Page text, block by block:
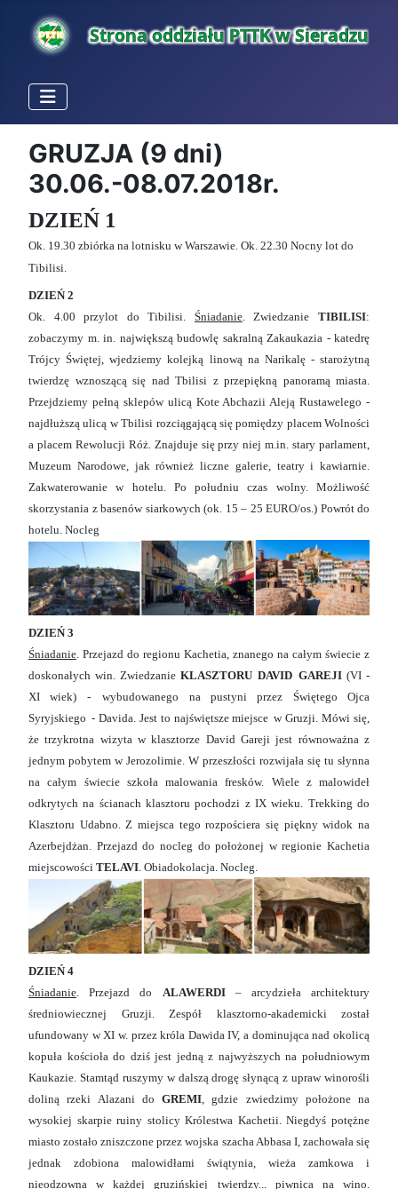
GRUZJA (9 dni)
30.06.-08.07.2018r.
DZIEŃ 1
Ok. 19.30 zbiórka na lotnisku w Warszawie. Ok. 22.30 Nocny lot do
Tibilisi.
DZIEŃ 2
Ok. 4.00 przylot do Tibilisi. Śniadanie. ZwiedzanieTIBILISI:
zobaczymy m. in. największą budowlę sakralną Zakaukazia - katedrę
Trójcy Świętej, wjedziemy kolejką linową na Narikalę - starożytną
twierdzę wznoszącą się nad Tbilisi z przepiękną panoramą miasta.
Przejdziemy pełną sklepów ulicą Kote Abchazii Aleją Rustawelego -
najdłuższą ulicą w Tbilisi rozciągającą się pomiędzy placem Wolności
a placem Rewolucji Róż. Znajduje się przy niej m.in. stary parlament,
Muzeum Narodowe, jak również liczne galerie, teatry i kawiarnie.
Zakwaterowanie w hotelu. Po południu czas wolny. Możliwość
skorzystania z basenów siarkowych (ok. 15 – 25 EURO/os.) Powrót do
hotelu. Nocleg
DZIEŃ 3
Śniadanie. Przejazd do regionu Kachetia, znanego na całym świecie z
doskonałych win. ZwiedzanieKLASZTORU DAVID GAREJI (VI -
XI wiek) -
wybudowanego na pustyni przez Świętego Ojca
Syryjskiego - Davida. Jest to najświętsze miejsce w Gruzji. Mówi się,
że trzykrotna wizyta w klasztorze David Gareji jest równoważna z
jednym pobytem w Jerozolimie. W przeszłości rozwijała się tu słynna
na całym świecie szkoła malowania fresków. Wiele z malowideł
odkrytych na ścianach klasztoru pochodzi z IX wieku. Trekking do
Klasztoru Udabno. Z miejsca tego rozpościera się piękny widok na
Azerbejdżan. Przejazd do nocleg do położonej w regionie Kachetia
miejscowości TELAVI. Obiadokolacja. Nocleg.
DZIEŃ 4
Śniadanie . Przejazd do ALAWERDI– arcydzieła architektury
średniowiecznej Gruzji. Zespół klasztorno-akademicki został
ufundowany w XI w. przez króla Dawida IV, a dominująca nad okolicą
kopuła kościoła do dziś jest jedną z najwyższych na południowym
Kaukazie. Stamtąd ruszymy w dalszą drogę słynącą z upraw winorośli
doliną rzeki Alazani do GREMI , gdzie zwiedzimy położone na
wysokiej skarpie ruiny stolicy Królestwa Kachetii. Niegdyś potężne
miasto zostało zniszczone przez wojska szacha Abbasa I, zachowała się
jednak zdobiona malowidłami świątynia, wieża zamkowa i
nieodzowna w każdej gruzińskiej twierdzy... piwnica na wino.